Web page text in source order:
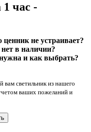
1 час -
ценник не устраивает?
нет в наличии?
и как выбрать?
светильник из нашего
ваших пожеланий и